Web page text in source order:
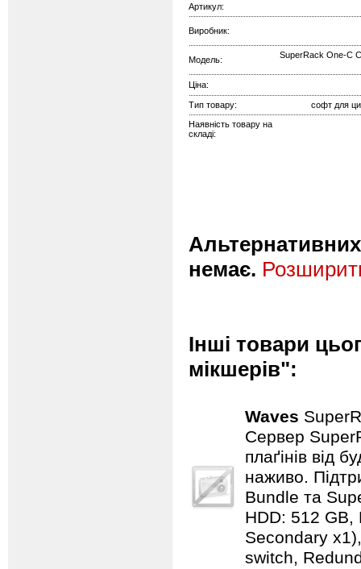
Артикул:
Виробник:
Модель: SuperRack One-C
Ціна:
Тип товару:
софт для
Наявність товару на
складі:
Альтернативних
немає.
Інші товари
мікшерів":
Waves
Сервер
плаґінів від
наживо.
Bundle та
HDD: 512
Secondary
switch,